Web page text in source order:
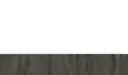
farkları inceleyerek en uygun